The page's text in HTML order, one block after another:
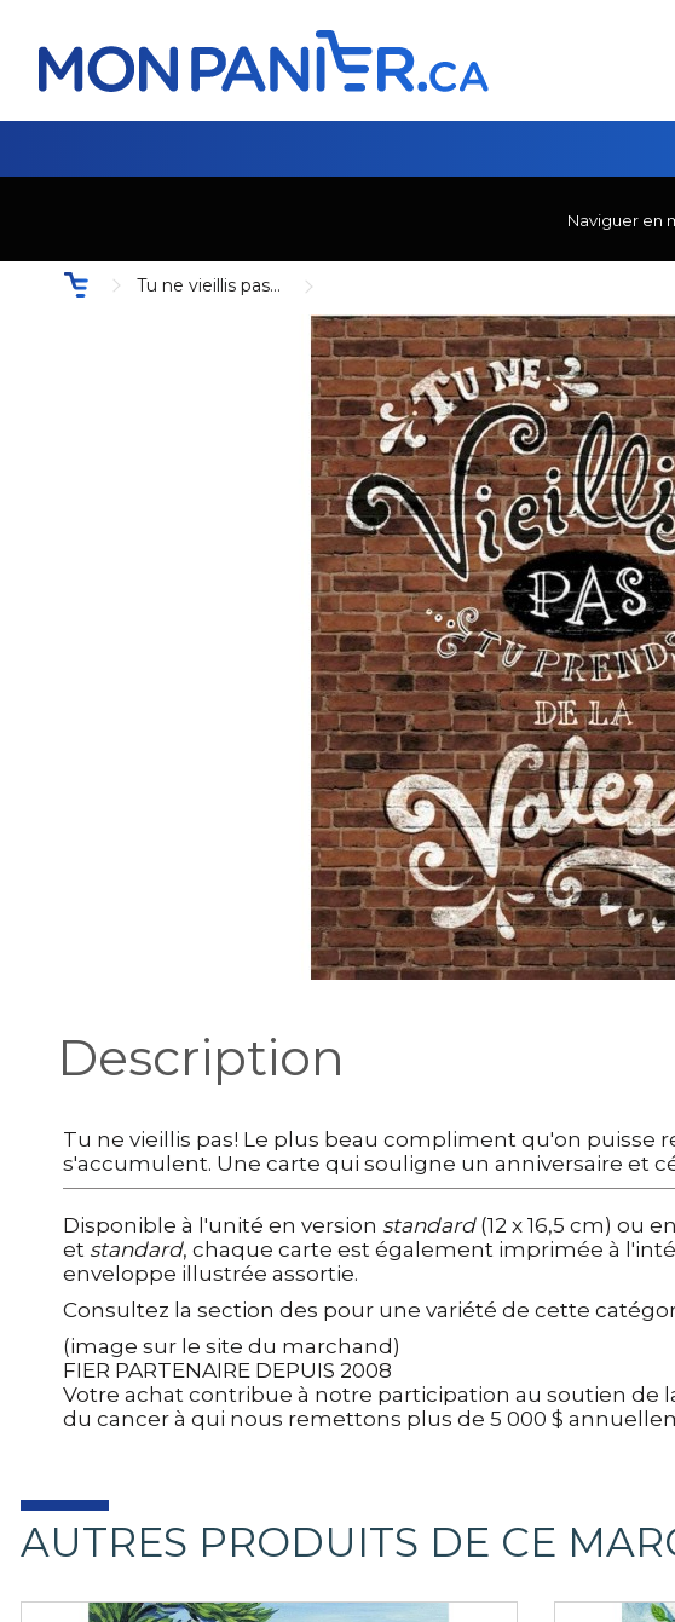
Naviguer en
Tu ne vieillis pas...
Description
Tu ne vieillis pas! Le plus beau compliment qu'on puisse
s'accumulent. Une carte qui souligne un anniversaire et
Disponibleà l'unité en version standard(12 x 16,5 cm) ou
et standard, chaque carte est également imprimée à
enveloppe illustrée assortie.
Consultez la section des pour une variété de cette
(image sur le site du marchand)
FIER PARTENAIRE DEPUIS 2008
Votre achat contribue à notre participation au soutien de
du cancer à qui nous remettons plus de 5 000 $
AUTRES PRODUITS DE CE